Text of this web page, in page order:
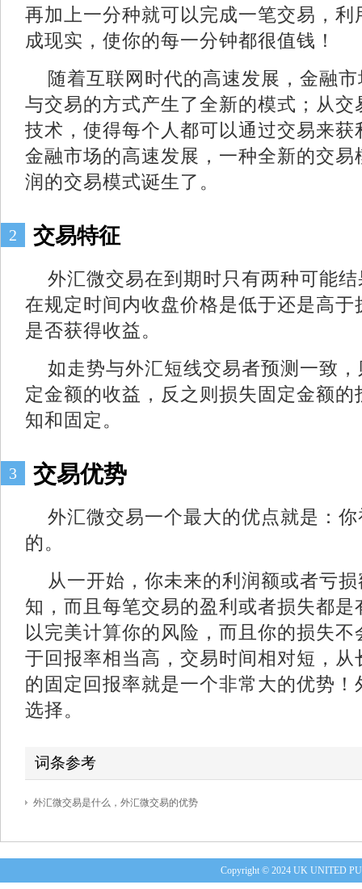
再加上一分种就可以完成一笔交易，
成现实，使你的每一分钟都很值钱！
随着互联网时代的高速发展，金融
与交易的方式产生了全新的模式；从
技术，使得每个人都可以通过交易来
金融市场的高速发展，一种全新的交
润的交易模式诞生了。
2 交易特征
外汇微交易在到期时只有两种可能
在规定时间内收盘价格是低于还是高
是否获得收益。
如走势与外汇短线交易者预测一致
定金额的收益，反之则损失固定金额
知和固定。
3 交易优势
外汇微交易一个最大的优点就是：
的。
从一开始，你未来的利润额或者亏
知，而且每笔交易的盈利或者损失都
以完美计算你的风险，而且你的损失
于回报率相当高，交易时间相对短，
的固定回报率就是一个非常大的优势
选择。
词条参考
外汇微交易是什么，外汇微交易的优势
Copyright © 2024 UK UNITED